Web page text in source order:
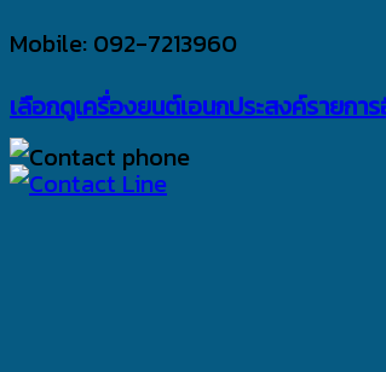
Mobile: 092-7213960
เลือกดูเครื่องยนต์เอนกประสงค์รายกา